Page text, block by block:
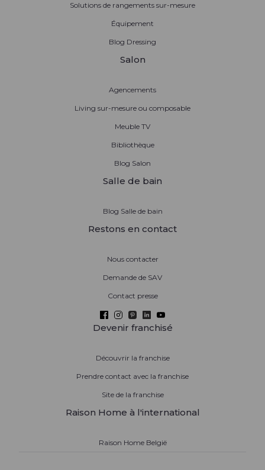
Solutions de rangements sur-mesure
Équipement
Blog Dressing
Salon
Agencements
Living sur-mesure ou composable
Meuble TV
Bibliothèque
Blog Salon
Salle de bain
Blog Salle de bain
Restons en contact
Nous contacter
Demande de SAV
Contact presse
Devenir franchisé
Découvrir la franchise
Prendre contact avec la franchise
Site de la franchise
Raison Home à l'international
Raison Home België